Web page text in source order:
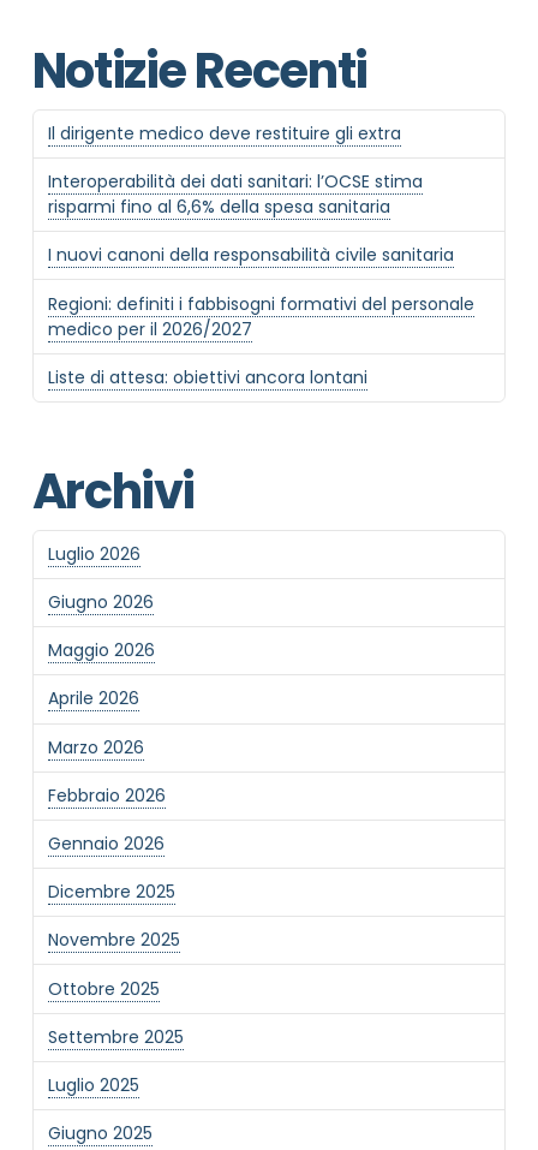
Notizie Recenti
Il dirigente medico deve restituire gli extra
Interoperabilità dei dati sanitari: l’OCSE stima
risparmi fino al 6,6% della spesa sanitaria
I nuovi canoni della responsabilità civile sanitaria
Regioni: definiti i fabbisogni formativi del personale
medico per il 2026/2027
Liste di attesa: obiettivi ancora lontani
Archivi
Luglio 2026
Giugno 2026
Maggio 2026
Aprile 2026
Marzo 2026
Febbraio 2026
Gennaio 2026
Dicembre 2025
Novembre 2025
Ottobre 2025
Settembre 2025
Luglio 2025
Giugno 2025